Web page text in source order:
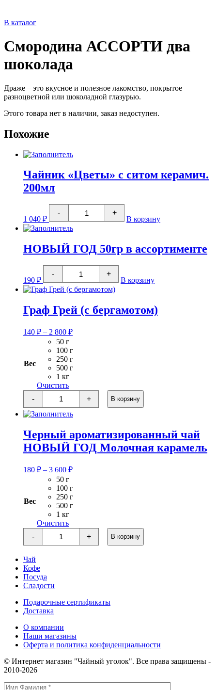
В каталог
Смородина АССОРТИ два
шоколада
Драже – это вкусное и полезное лакомство, покрытое
разноцветной или шоколадной глазурью.
Этого товара нет в наличии, заказ недоступен.
Похожие
Чайник «Цветы» с ситом керамич.
200мл
1 040 ₽
-
Количество
товара
Чайник
"Цветы"
ситом
керамич.
+
В корзину
НОВЫЙ ГОД 50гр в ассортименте
190 ₽
-
Количество
товара
НОВЫЙ
ГОД
в
ассортименте
+
В корзину
Граф Грей (с бергамотом)
140 ₽ – 2 800 ₽Диапазон
140 ₽
–
2
Вес
50 г
100 г
250 г
500 г
1 кг
Очистить
-
Количество
товара
Граф
Грей
бергамотом)
+ В корзину
Черный ароматизированный чай
НОВЫЙ ГОД Молочная карамель
180 ₽ – 3 600 ₽Диапазон
180 ₽
–
3
Вес
50 г
100 г
250 г
500 г
1 кг
Очистить
-
Количество
товара
Черный
ГОД
Молочная
+ В корзину
Чай
Кофе
Посуда
Сладости
Подарочные сертификаты
Доставка
О компании
Наши магазины
Оферта и политика конфиденциальности
© Интернет магазин "Чайный уголок". Все права защищены -
2010-2026